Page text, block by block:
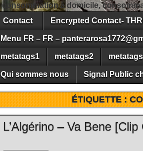
consommation à domicile,
Contact
Encrypted Contact-
Menu FR – FR –
metatags1 metatags2
Qui sommes nous Signal Public
ÉTIQUETTE :
L’Algérino – Va Bene